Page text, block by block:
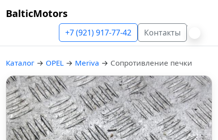
BalticMotors
+7 (921) 917-77-42 Контакты
Каталог → OPEL → Meriva → Сопротивление печки